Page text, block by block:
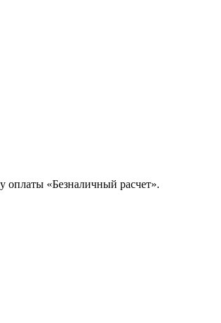
оплаты «Безналичный расчет».